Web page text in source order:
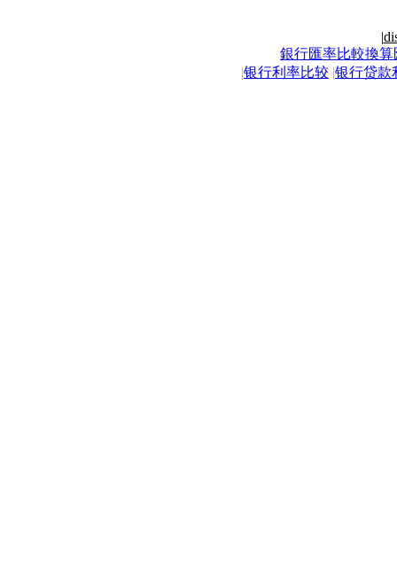
|
銀行匯率比較換算
|银行利率比较 |银行贷款